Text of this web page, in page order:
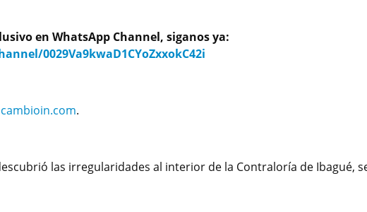
en WhatsApp Channel, siganos ya:
0029Va9kwaD1CYoZxxokC42i
cambioin.com.
las irregularidades al interior de la Contraloría de Ibagué,